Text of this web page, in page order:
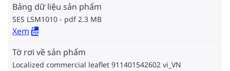
Bảng dữ liệu sản phẩm
SES LSM1010 pdf 2.3 MB
Xem
Tờ rơi về sản phẩm
Localized commercial leaflet 911401542602 vi_VN